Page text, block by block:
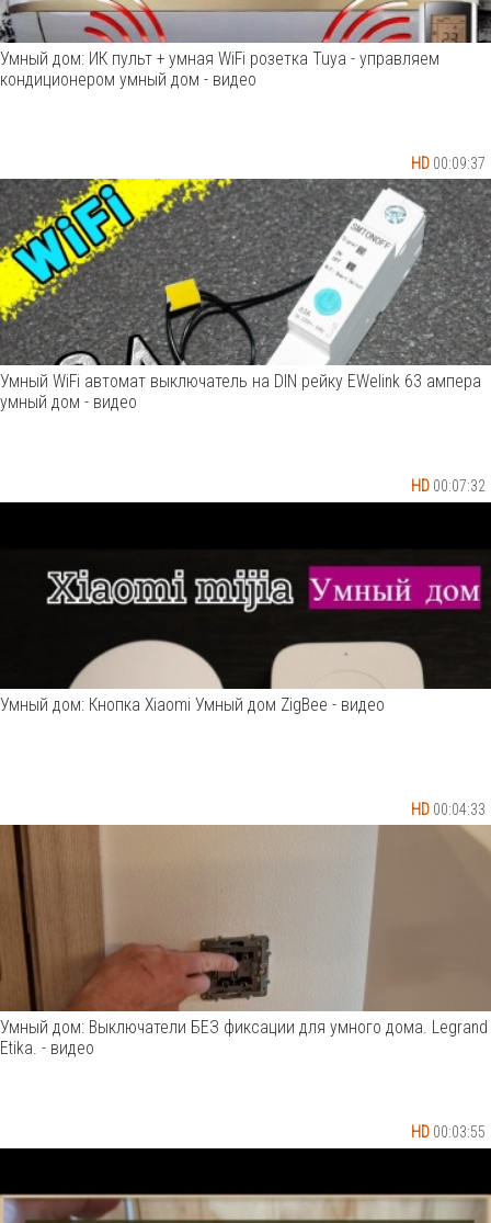
HD 00:09:37
Умный дом: ИК пульт + умная WiFi розетка Tuya - управляем
кондиционером умный дом - видео
HD 00:07:32
Умный WiFi автомат выключатель на DIN рейку EWelink 63 ампера
умный дом - видео
HD 00:04:33
Умный дом: Кнопка Xiaomi Умный дом ZigBee - видео
HD 00:03:55
Умный дом: Выключатели БЕЗ фиксации для умного дома. Legrand
Etika. - видео